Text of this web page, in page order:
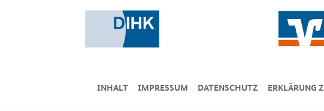
INHALT IMPRESSUM DA­TEN­SCHUTZ ERKLÄRUNG